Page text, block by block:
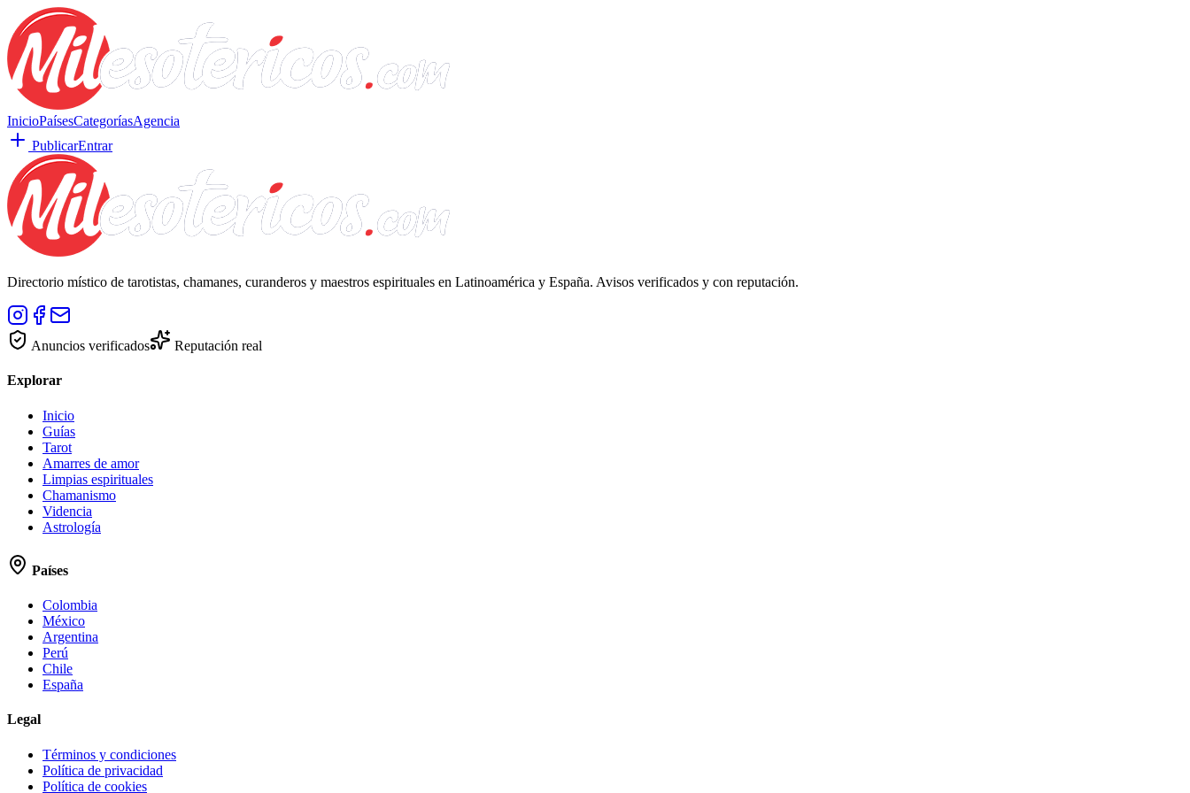
InicioPaísesCategoríasAgencia
PublicarEntrar
Directorio místico de tarotistas, chamanes, curanderos y maestros espirituales en Latinoamérica y España. Avisos verificados y con reputación.
Anuncios verificados Reputación real
Explorar
Inicio
Guías
Tarot
Amarres de amor
Limpias espirituales
Chamanismo
Videncia
Astrología
Países
Colombia
México
Argentina
Perú
Chile
España
Legal
Términos y condiciones
Política de privacidad
Política de cookies